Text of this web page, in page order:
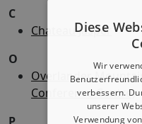
C
Chateau Jasper
O
Overlander
Conference Centre)
Diese
Wir
verbessern.
unserer
Verwendung